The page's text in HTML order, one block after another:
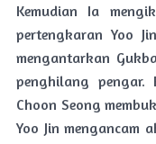
Kemudian Ia
pertengkaran Yoo
mengantarkan
penghilang pengar.
Choon Seong
Yoo Jin mengancam